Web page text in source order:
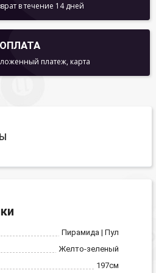
в течение 14 дней
ОПЛАТА
платеж, карта
Пирамида | Пул
Желто-зеленый
197см